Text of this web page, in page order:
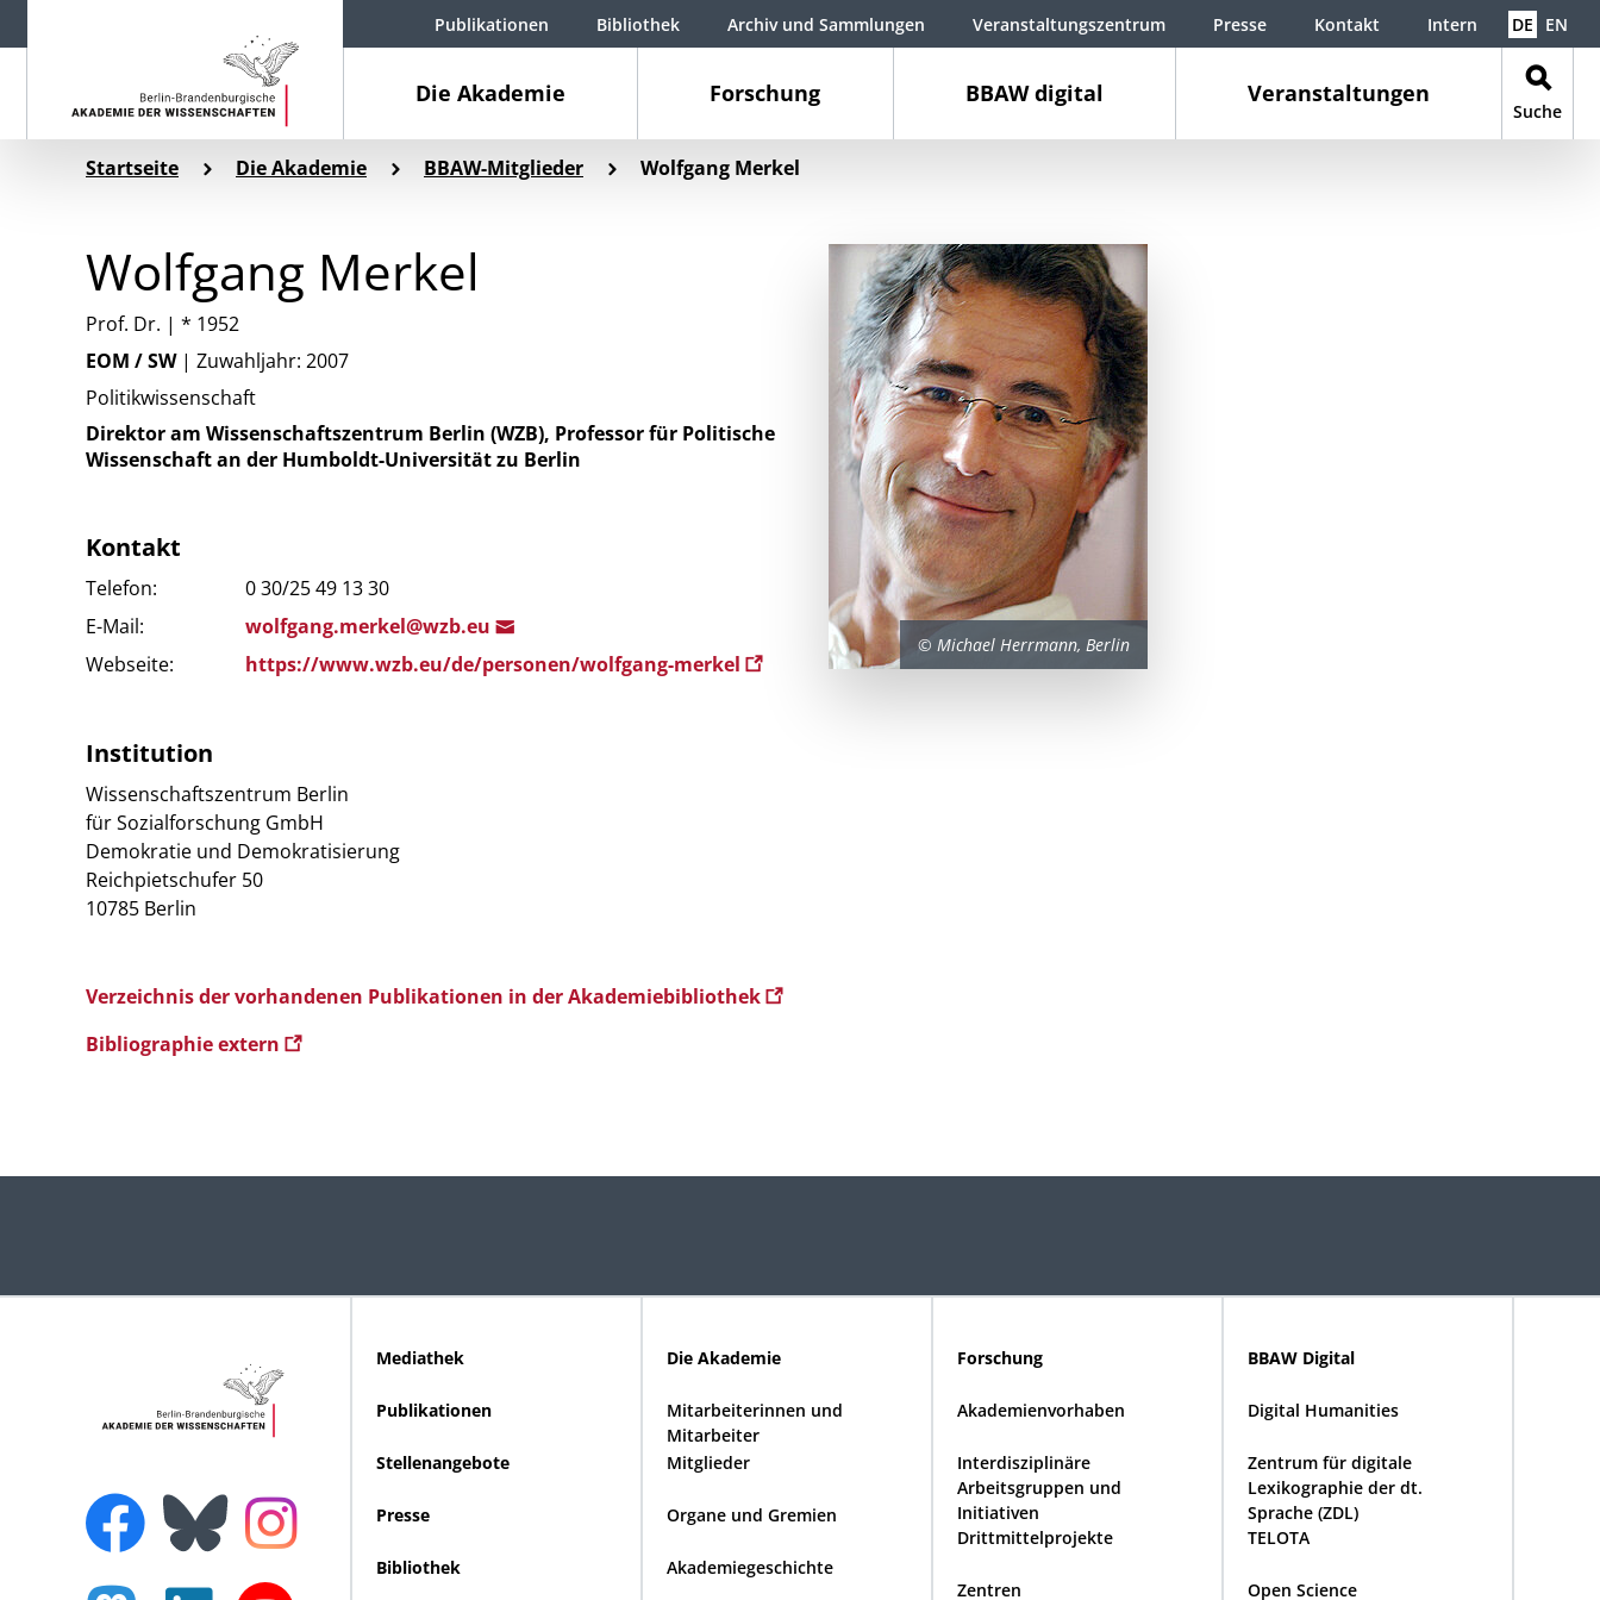
Die Akademie Forschung BBAW digital Veranstaltungen
Suche
Publikationen Bibliothek Archiv und Sammlungen Veranstaltungszentrum Presse Kontakt Intern DE EN
Startseite Die Akademie BBAW-Mitglieder Wolfgang Merkel
© Michael Herrmann, Berlin
Wolfgang Merkel
Prof. Dr. | * 1952
EOM / SW | Zuwahljahr: 2007
Politikwissenschaft
Direktor am Wissenschaftszentrum Berlin (WZB), Professor für Politische
Wissenschaft an der Humboldt-Universität zu Berlin
Kontakt
Telefon:
0 30/25 49 13 30
E-Mail:
wolfgang.merkel@wzb.eu
Webseite:
https://www.wzb.eu/de/personen/wolfgang-merkel
Institution
Wissenschaftszentrum Berlin
für Sozialforschung GmbH
Demokratie und Demokratisierung
Reichpietschufer 50
10785 Berlin
Verzeichnis der vorhandenen Publikationen in der Akademiebibliothek
Bibliographie extern
Mediathek
Publikationen
Stellenangebote
Presse
Bibliothek
Die Akademie
Mitarbeiterinnen und
Mitarbeiter
Mitglieder
Organe und Gremien
Akademiegeschichte
Forschung
Akademienvorhaben
Interdisziplinäre
Arbeitsgruppen und
Initiativen
Drittmittelprojekte
Zentren
BBAW Digital
Digital Humanities
Zentrum für digitale
Lexikographie der dt.
Sprache (ZDL)
TELOTA
Open Science